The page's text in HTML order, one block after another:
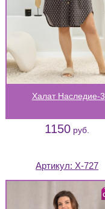
Халат Наследие-3
1150 руб.
Артикул: Х-727